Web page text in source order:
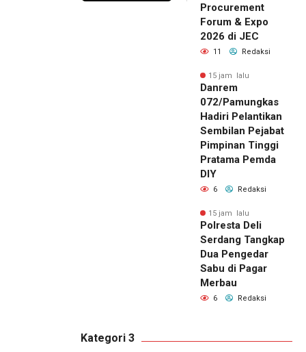
Procurement
Forum & Expo
2026 di JEC
11 Redaksi
15 jam lalu
Danrem
072/Pamungkas
Hadiri Pelantikan
Sembilan Pejabat
Pimpinan Tinggi
Pratama Pemda
DIY
6 Redaksi
15 jam lalu
Polresta Deli
Serdang Tangkap
Dua Pengedar
Sabu di Pagar
Merbau
6 Redaksi
Kategori 3